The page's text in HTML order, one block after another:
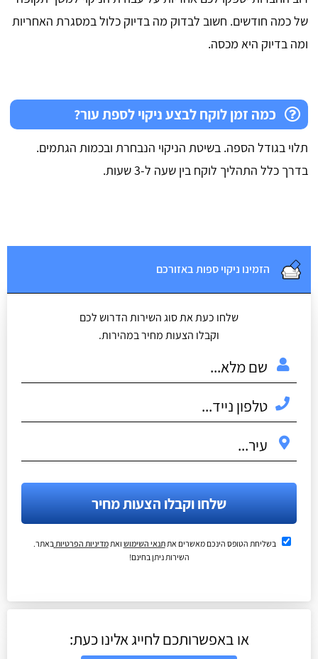
של כמה חודשים. חשוב לבדוק מה בדיוק כלול במסגרת האחריות
ומה בדיוק היא מכסה.
כמה זמן לוקח לבצע ניקוי לספת עור?
תלוי בגודל הספה. בשיטת הניקוי הנבחרת ובכמות הגתמים.
בדרך כלל התהליך לוקח בין שעה ל-3 שעות.
הזמינו ניקוי ספות באזורכם
שלחו כעת את סוג השירות הדרוש לכם
וקבלו הצעות מחיר במהירות.
שלחו וקבלו הצעות מחיר
בשליחת הטופס הינכם מאשרים אתתנאי השימוש ואתמדיניות הפרטיותבאתר.
השירות ניתן בחינם!
או באפשרותכם לחייג אלינו כעת: